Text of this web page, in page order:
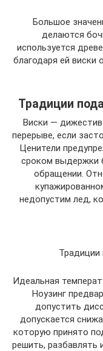
Большое
делаются
используется
благодаря ей виски
Традиции
Виски —
перерыве, если
Ценители
сроком выдержки
обращении.
недопустим лед,
Традиции
Идеальная
Ноузинг
допустить
допускается
которую принято
решить,